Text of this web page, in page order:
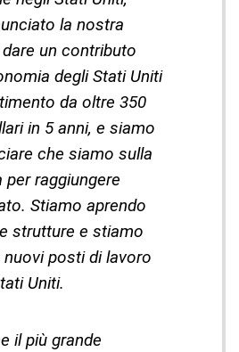
la nostra
un contributo
degli Stati Uniti
da oltre 350
in 5 anni, e siamo
che siamo sulla
raggiungere
Stiamo aprendo
strutture e stiamo
nuovi posti di lavoro
Uniti.
il più grande